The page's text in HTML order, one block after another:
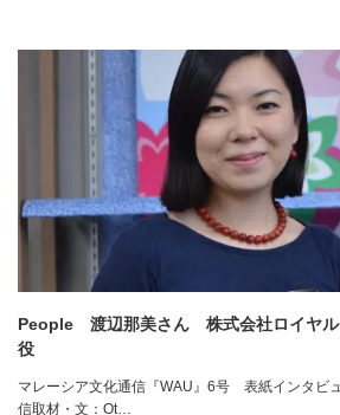
People 渡辺那美さん 株式会社ロイヤル
役
マレーシア文化通信『WAU』6号 表紙インタ
信取材・文：Ot…